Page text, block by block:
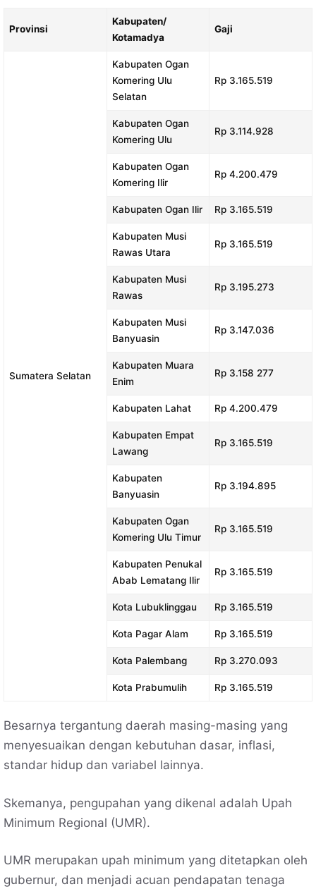
Provinsi
Kabupaten/
Kotamadya
Gaji
Sumatera Selatan
Kabupaten Ogan
Komering Ulu
Selatan
Rp 3.165.519
Kabupaten Ogan
Komering Ulu
Rp 3.114.928
Kabupaten Ogan
Komering Ilir
Rp 4.200.479
Kabupaten Ogan Ilir Rp 3.165.519
Kabupaten Musi
Rawas Utara
Rp 3.165.519
Kabupaten Musi
Rawas
Rp 3.195.273
Kabupaten Musi
Banyuasin
Rp 3.147.036
Kabupaten Muara
Enim
Rp 3.158 277
Kabupaten Lahat Rp 4.200.479
Kabupaten Empat
Lawang
Rp 3.165.519
Kabupaten
Banyuasin
Rp 3.194.895
Kabupaten Ogan
Komering Ulu Timur
Rp 3.165.519
Kabupaten Penukal
Abab Lematang Ilir
Rp 3.165.519
Kota Lubuklinggau Rp 3.165.519
Kota Pagar Alam Rp 3.165.519
Kota Palembang Rp 3.270.093
Kota Prabumulih Rp 3.165.519
Besarnya tergantung daerah masing-masing yang
menyesuaikan dengan kebutuhan dasar, inflasi,
standar hidup dan variabel lainnya.
Skemanya, pengupahan yang dikenal adalah Upah
Minimum Regional (UMR).
UMR merupakan upah minimum yang ditetapkan oleh
gubernur, dan menjadi acuan pendapatan tenaga